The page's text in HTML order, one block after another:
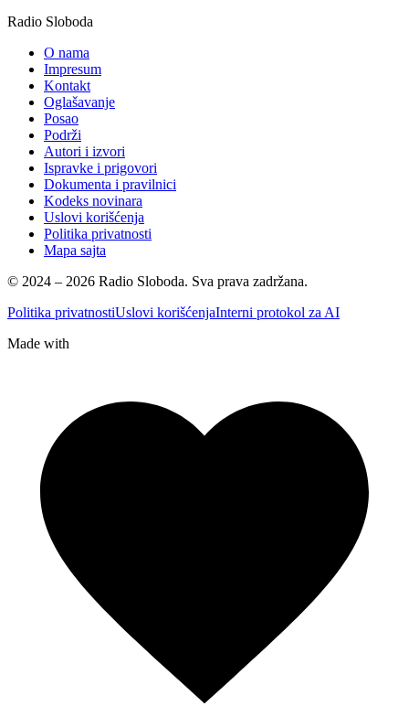
Radio Sloboda
O nama
Impresum
Kontakt
Oglašavanje
Posao
Podrži
Autori i izvori
Ispravke i prigovori
Dokumenta i pravilnici
Kodeks novinara
Uslovi korišćenja
Politika privatnosti
Mapa sajta
© 2024 – 2026 Radio Sloboda. Sva prava zadržana.
Politika privatnostiUslovi korišćenjaInterni protokol za AI
Made with